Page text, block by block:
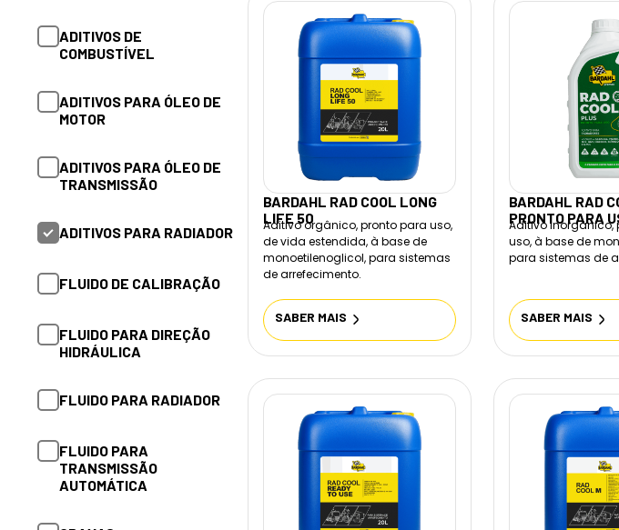
ADITIVOS PARA ÓLEO DE
ADITIVOS PARA ÓLEO DE
ADITIVOS PARA RADIADOR
FLUIDO PARA DIREÇÃO
FLUIDO PARA RADIADOR
FLUIDO PARA
LUBRIFICANTES
ADITIVOS DE
COMBUSTÍVEL
ADITIVOS PARA ÓLEO DE
MOTOR
ADITIVOS PARA ÓLEO DE
TRANSMISSÃO
ADITIVOS PARA RADIADOR
FLUIDO DE CALIBRAÇÃO
FLUIDO PARA DIREÇÃO
HIDRÁULICA
FLUIDO PARA RADIADOR
FLUIDO PARA
TRANSMISSÃO
AUTOMÁTICA
BARDAHL RAD COOL LONG
LIFE 50
Aditivo orgânico, pronto para uso,
de vida estendida, à base de
monoetilenoglicol, para sistemas
de arrefecimento.
SABER MAIS
BARDAHL RAD
PRONTO PARA
Aditivo inorgânico,
uso, à base de
para sistemas de
SABER MAIS